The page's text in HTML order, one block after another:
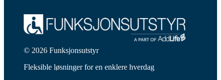
© 2026 Funksjonsutstyr
Fleksible løsninger for en enklere hverdag